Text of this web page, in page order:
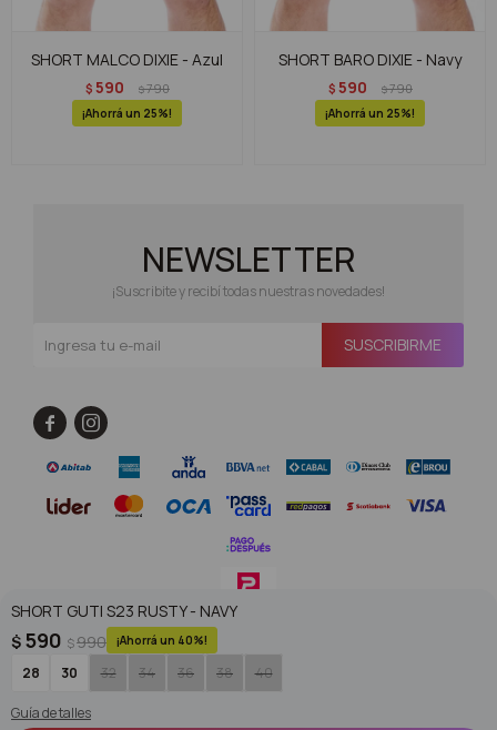
SHORT GUTI S23 RUSTY - NAVY
$ 590 $990 40
28 30 32 34 36 38 40
Guía de talles
SHORT MALCO DIXIE - Azul
$ 590 $790
25
SHORT BARO DIXIE - Navy
$ 590 $790
25
NEWSLETTER
¡Suscribite y recibí todas nuestras novedades!
SUSCRIBIRME
 
© Copyright 2026 / Superoutlet / FORTER S.A Rut 213720560017